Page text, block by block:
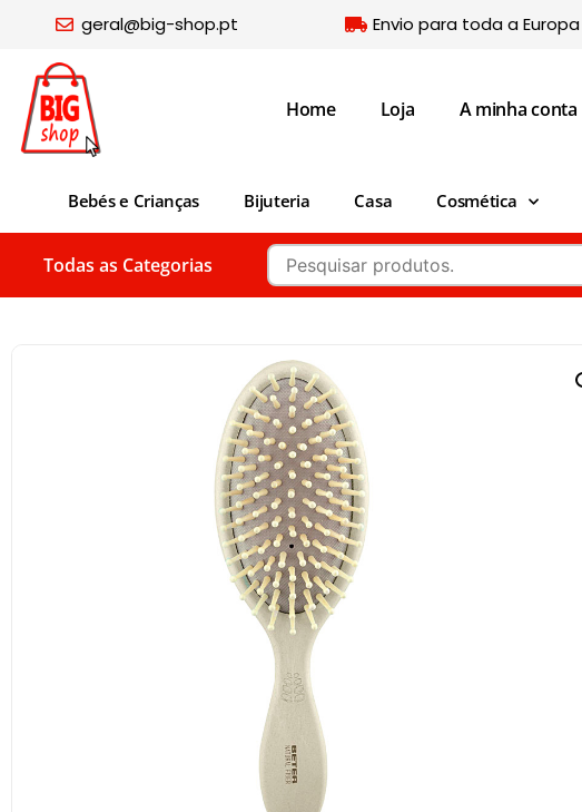
geral@big-shop.pt Envio para toda a Europa
Home Loja A minha conta
Bebés e Crianças Bijuteria Casa Cosmética
Todas as Categorias